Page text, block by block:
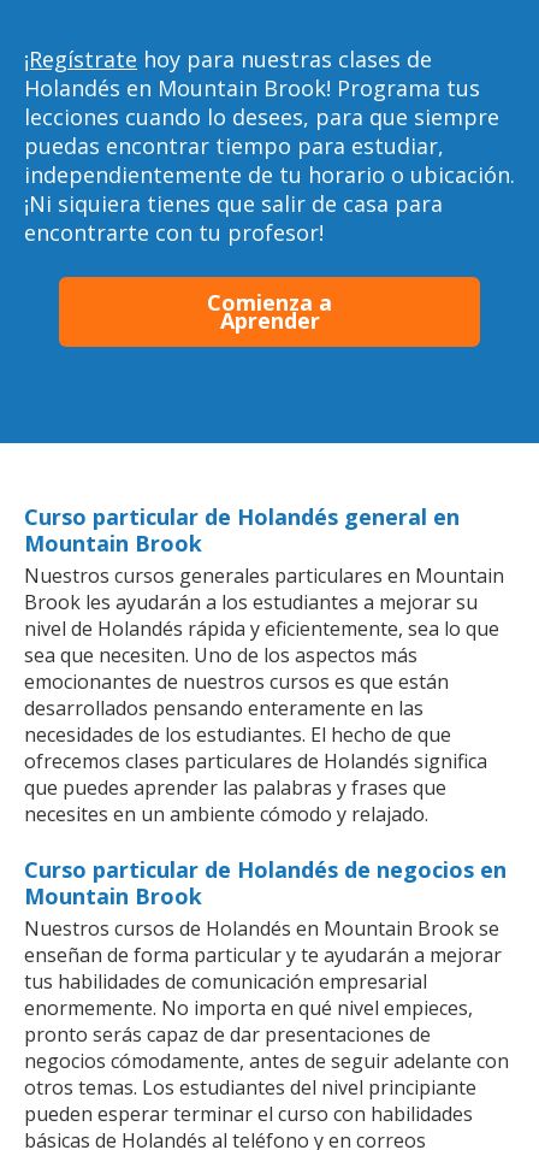
¡Regístrate hoy para nuestras clases de
Holandés en Mountain Brook! Programa tus
lecciones cuando lo desees, para que siempre
puedas encontrar tiempo para estudiar,
independientemente de tu horario o ubicación.
¡Ni siquiera tienes que salir de casa para
encontrarte con tu profesor!
Comienza a
Aprender
Curso particular de Holandés general en
Mountain Brook
Nuestros cursos generales particulares en Mountain
Brook les ayudarán a los estudiantes a mejorar su
nivel de Holandés rápida y eficientemente, sea lo que
sea que necesiten. Uno de los aspectos más
emocionantes de nuestros cursos es que están
desarrollados pensando enteramente en las
necesidades de los estudiantes. El hecho de que
ofrecemos clases particulares de Holandés significa
que puedes aprender las palabras y frases que
necesites en un ambiente cómodo y relajado.
Curso particular de Holandés de negocios en
Mountain Brook
Nuestros cursos de Holandés en Mountain Brook se
enseñan de forma particular y te ayudarán a mejorar
tus habilidades de comunicación empresarial
enormemente. No importa en qué nivel empieces,
pronto serás capaz de dar presentaciones de
negocios cómodamente, antes de seguir adelante con
otros temas. Los estudiantes del nivel principiante
pueden esperar terminar el curso con habilidades
básicas de Holandés al teléfono y en correos